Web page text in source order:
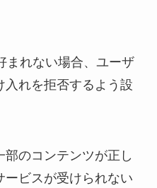
まれない場合、ユーザ
入れを拒否するよう設
のコンテンツが正し
ービスが受けられない